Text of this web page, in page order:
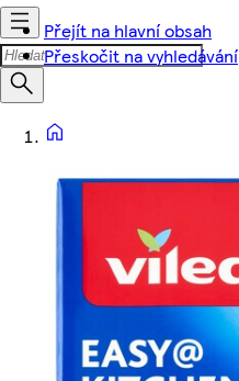
Přejít na hlavní obsah
Přeskočit na vyhledávání